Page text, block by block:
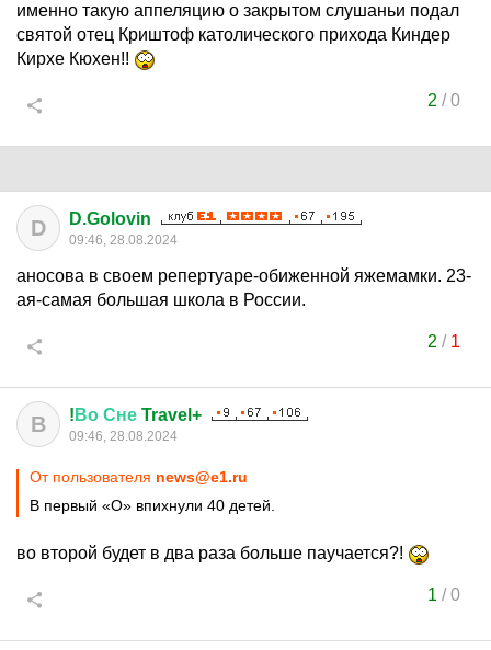
именно такую аппеляцию о закрытом слушаньи подал
святой отец Криштоф католического прихода Киндер
Кирхе Кюхен!!
2 /0
D D.Golovin
09:46, 28.08.2024
аносова в своем репертуаре-обиженной яжемамки. 23-
ая-самая большая школа в России.
2 / 1
В ! Во Сне Travel+
09:46, 28.08.2024
От пользователя news@e1.ru
В первый «О» впихнули 40 детей.
во второй будет в два раза больше паучается?!
1 /0